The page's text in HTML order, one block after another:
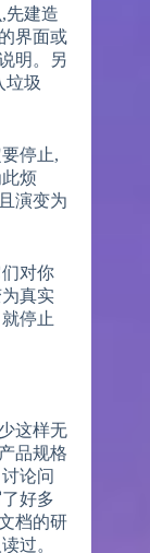
先建造
界面或
明。另
垃圾
停止,
烦
演变为
对你
真实
停止
这样无
品规格
论问
好多
档的研
过。